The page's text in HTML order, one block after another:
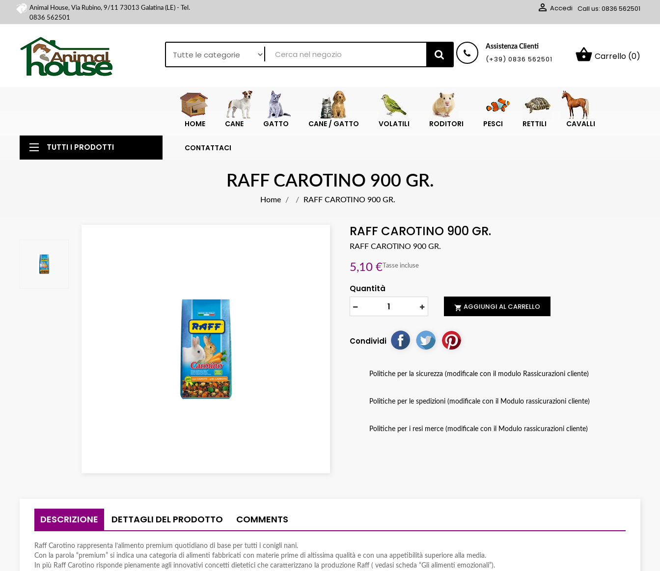
Animal House, Via Rubino, 9/11 73013 Galatina (LE) - Tel.
0836 562501
 Accedi Call us: 0836 562501
shopping_basket Carrello (0)
Assistenza Clienti
(+39) 0836 562501
HOME CANE GATTO CANE / GATTO VOLATILI RODITORI PESCI RETTILI CAVALLI
CONTATTACI
TUTTI I PRODOTTI
RAFF CAROTINO 900 GR.
Home RAFF CAROTINO 900 GR.
RAFF CAROTINO 900 GR.
RAFF CAROTINO 900 GR.
5,10 € Tasse incluse
Quantità
 AGGIUNGI AL CARRELLO
Condividi
Politiche per la sicurezza (modificale con il modulo Rassicurazioni cliente)
Politiche per le spedizioni (modificale con il Modulo rassicurazioni cliente)
Politiche per i resi merce (modificale con il Modulo rassicurazioni cliente)
DESCRIZIONE DETTAGLI DEL PRODOTTO COMMENTS
Raff Carotino rappresenta l’alimento premium quotidiano di base per tutti i conigli nani.
Con la parola “premium” si indica una categoria di alimenti fabbricati con materie prime di altissima qualità e con una appetibilità superiore alla media.
In più Raff Carotino risponde pienamente agli innovativi concetti dietetici che caratterizzano la produzione Raff ( vedasi scheda “Gli alimenti emozionali”).